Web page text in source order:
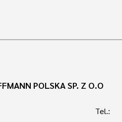
POLSKA SP. Z O.O
Tel.: